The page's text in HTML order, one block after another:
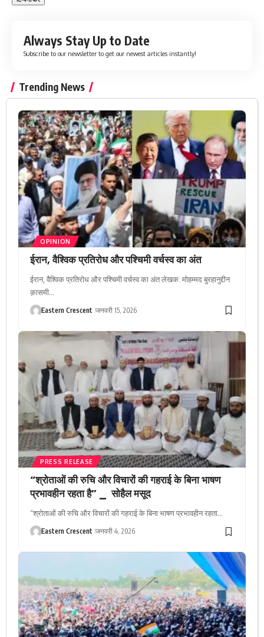
Always Stay Up to Date
Subscribe to our newsletter to get our newest articles instantly!
Trending News
OPINION
ईरान, वैश्विक प्रतिरोध और पश्चिमी वर्चस्व का अंत
ईरान, वैश्विक प्रतिरोध और पश्चिमी वर्चस्व का अंत लेखक: मोहम्मद बुरहानुद्दीन
क़ासमी…
Eastern Crescent जनवरी 15, 2026
PRESS RELEASE
“श्रोताओं की रुचि और विचारों की गहराई के बिना भाषण
प्रभावहीन रहता है” _ सोहैल मसूद
“श्रोताओं की रुचि और विचारों की गहराई के बिना भाषण प्रभावहीन रहता…
Eastern Crescent जनवरी 4, 2026